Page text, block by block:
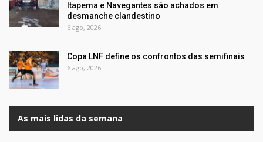
Itapema e Navegantes são achados em
desmanche clandestino
6 ago, 2026
Copa LNF define os confrontos das semifinais
6 ago, 2026
As mais lidas da semana